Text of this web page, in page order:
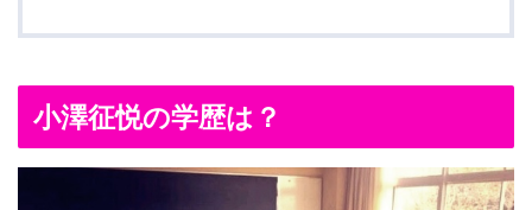
小澤征悦の学歴は？